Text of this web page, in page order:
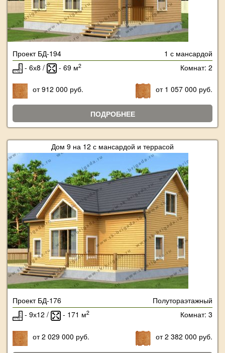
Проект БД-194
1 с мансардой
- 6х8 /
- 69 м2 Комнат: 2
от 912 000 руб. от 1 057 000 руб.
ПОДРОБНЕЕ
Дом 9 на 12 с мансардой и террасой
Проект БД-176
Полутораэтажный
- 9х12 /
- 171 м2 Комнат: 3
от 2 029 000 руб. от 2 382 000 руб.